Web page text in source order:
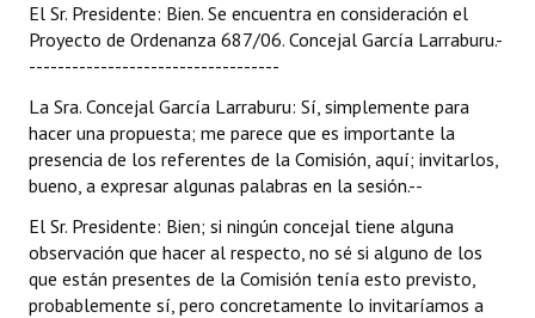
El Sr. Presidente: Bien. Se encuentra en consideración el
Proyecto de Ordenanza 687/06. Concejal García Larraburu.-
-----------------------------------
La Sra. Concejal García Larraburu: Sí, simplemente para
hacer una propuesta; me parece que es importante la
presencia de los referentes de la Comisión, aquí; invitarlos,
bueno, a expresar algunas palabras en la sesión.--
El Sr. Presidente: Bien; si ningún concejal tiene alguna
observación que hacer al respecto, no sé si alguno de los
que están presentes de la Comisión tenía esto previsto,
probablemente sí, pero concretamente lo invitaríamos a